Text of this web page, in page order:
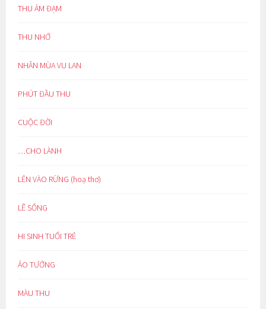
THU ẢM ĐẠM
THU NHỚ
NHÂN MÙA VU LAN
PHÚT ĐẦU THU
CUỘC ĐỜI
…CHO LÀNH
LẺN VÀO RỪNG (hoạ thơ)
LẼ SỐNG
HI SINH TUỔI TRẺ
ẢO TƯỞNG
MÀU THU